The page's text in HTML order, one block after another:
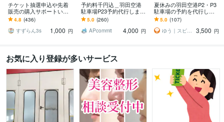
チケット抽選申込や先着
販売の購入サポートいた
します 申込口数の必要な
方、チケ発が出来ない方
は是非ご連絡下さい。
4.8 (436)
すずらん3s
1,000 円
予約料千円込＿羽田空港
駐車場P23予約代行します
[実績100%※の成功率/1000
円込！]評価を参照下さい
5.0 (260)
APcommit
4,000 円
夏休みの羽田空港P2・P3
駐車場の予約を代行しま
す 手数料込み・満車もキ
ャンセル待ち対応
5.0 (107)
ゆう｜スピード予約代行
3,500 円
お気に入り登録が多いサービス